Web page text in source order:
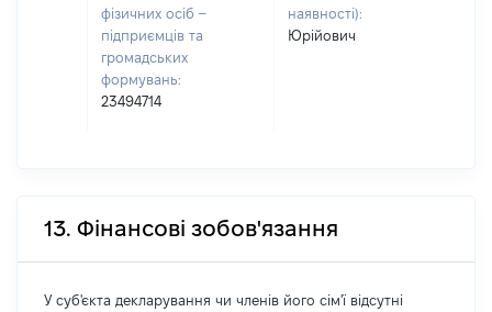
фізичних осіб –
підприємців та
громадських
формувань:
23494714
наявності):
Юрійович
13. Фінансові зобов'язання
У суб'єкта декларування чи членів його сім'ї відсутні